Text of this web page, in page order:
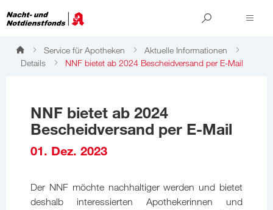
Service für Apotheken
Aktuelle Informationen
Details
NNF bietet ab 2024 Bescheidversand per E-Mail
NNF bietet ab 2024
Bescheidversand per E-Mail
01. Dez. 2023
Der NNF möchte nachhaltiger werden und bietet
deshalb interessierten Apothekerinnen und